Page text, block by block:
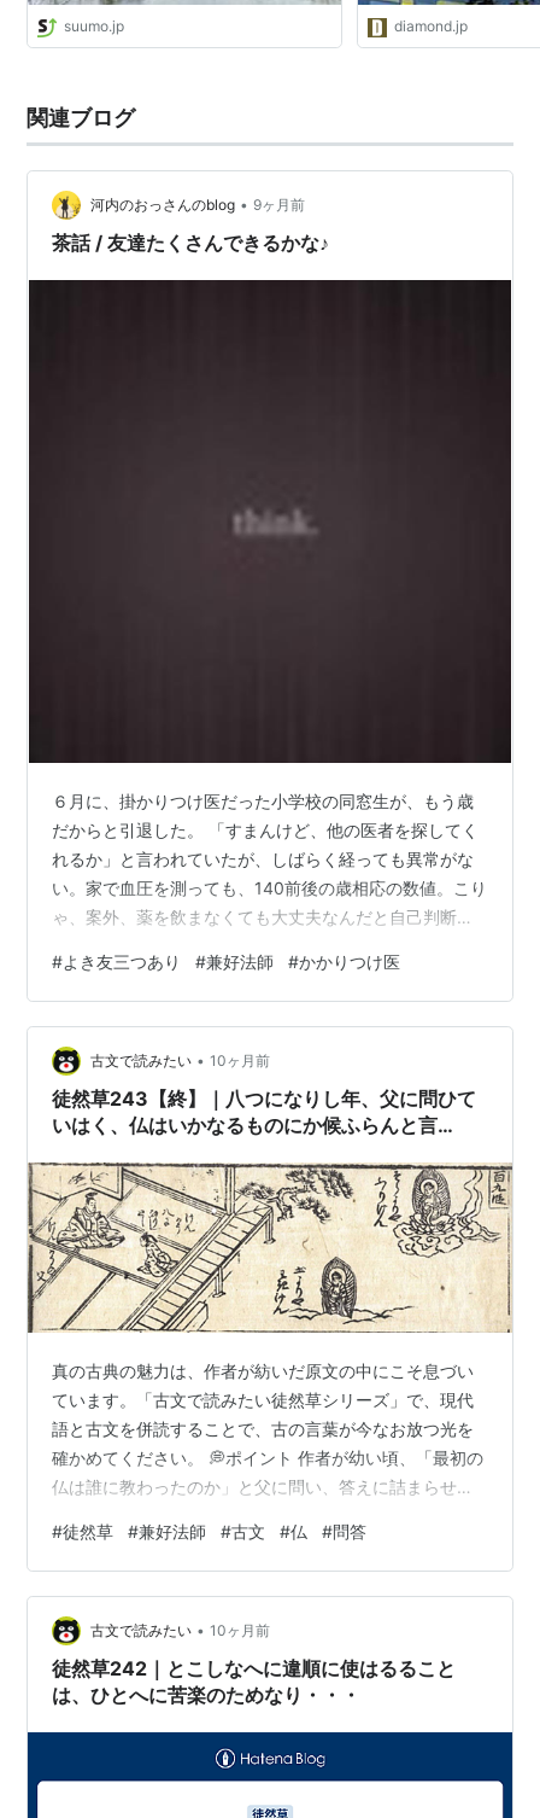
suumo.jp diamond.jp
関連ブログ
河内のおっさんのblog • 9ヶ月前
茶話 / 友達たくさんできるかな♪
６月に、掛かりつけ医だった小学校の同窓生が、もう歳
だからと引退した。 「すまんけど、他の医者を探してく
れるか」と言われていたが、しばらく経っても異常がな
い。家で血圧を測っても、140前後の歳相応の数値。こり
ゃ、案外、薬を飲まなくても大丈夫なんだと自己判断。
的を得ているのだと、半年近く医者通いせず、薬も飲ま
ずに放ったらかしにしていた。 ところがどっこい北の
湖。10月頃から歯が痛い。肩をボキボキ、首をネジネ
ジ、調子がおかしい。耳も詰まった感じがする。 なんて
ーこったい肩こったい。こいつぁー駄目だと勘念して、
半年ぶりに新しいクリニックへ。診察を待…
#よき友三つあり #兼好法師 #かかりつけ医
古文で読みたい • 10ヶ月前
徒然草243【終】｜八つになりし年、父に問ひて
いはく、仏はいかなるものにか候ふらんと言
真の古典の魅力は、作者が紡いだ原文の中にこそ息づい
ています。「古文で読みたい徒然草シリーズ」で、現代
語と古文を併読することで、古の言葉が今なお放つ光を
確かめてください。 💭ポイント 作者が幼い頃、「最初の
仏は誰に教わったのか」と父に問い、答えに詰まらせ
【終】徒然草はこの段で終わりです。 『徒然草絵抄』(小
泉吉永所蔵) 出典: 国書データベース 🌙現代語対訳 数え年
で八歳になった年、父に尋ねました。 八やつになりし年
とし、父ちちに問とひていはく、 「仏様とは、どのよう
なものでしょうか」と。 「仏ほとけはいかなるものにか
候さぶらふらん」と言いふ。…
#徒然草 #兼好法師 #古文 #仏 #問答
古文で読みたい • 10ヶ月前
徒然草242｜とこしなへに違順に使はるること
は、ひとへに苦楽のためなり・・・